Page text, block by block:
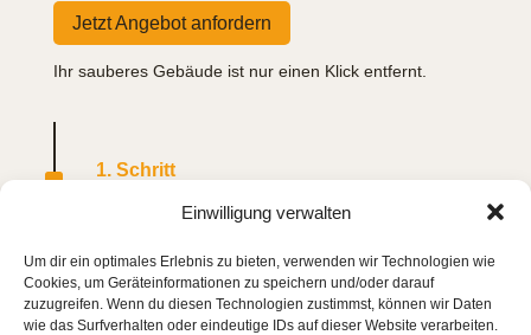
Einwilligung verwalten
Um dir ein optimales Erlebnis zu bieten, verwenden wir Technologien wie
Cookies, um Geräteinformationen zu speichern und/oder darauf
zuzugreifen. Wenn du diesen Technologien zustimmst, können wir Daten
wie das Surfverhalten oder eindeutige IDs auf dieser Website verarbeiten.
Jetzt Angebot anfordern
Ihr sauberes Gebäude ist nur einen Klick entfernt.
^ 1. Schritt
Anfrage stellen
Per Formular, Telefon oder E-Mail – Sie
entscheiden, wie Sie uns erreichen möchten.